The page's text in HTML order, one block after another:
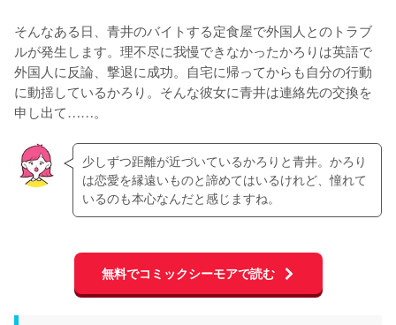
そんなある日、青井のバイトする定食屋で外国人とのトラブ
ルが発生します。理不尽に我慢できなかったかろりは英語で
外国人に反論、撃退に成功。自宅に帰ってからも自分の行動
に動揺しているかろり。そんな彼女に青井は連絡先の交換を
申し出て……。
少しずつ距離が近づいているかろりと青井。かろり
は恋愛を縁遠いものと諦めてはいるけれど、憧れて
いるのも本心なんだと感じますね。
無料でコミックシーモアで読む